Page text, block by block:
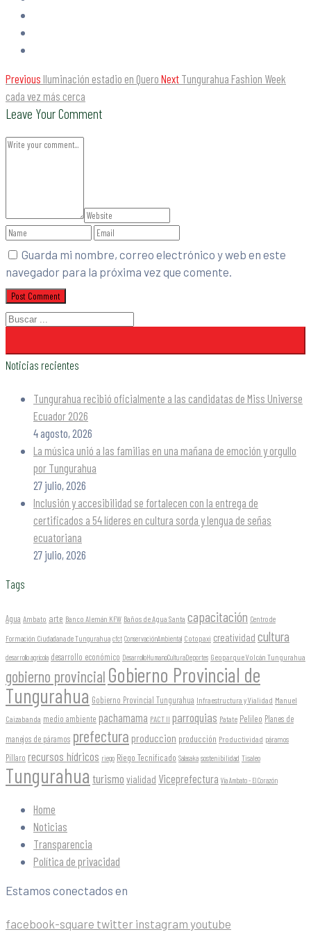
Previous Iluminación estadio en Quero Next Tungurahua Fashion Week
cada vez más cerca
Leave Your Comment
Guarda mi nombre, correo electrónico y web en este
navegador para la próxima vez que comente.
Noticias recientes
Tungurahua recibió oficialmente a las candidatas de Miss Universe
Ecuador 2026
4 agosto, 2026
La música unió a las familias en una mañana de emoción y orgullo
por Tungurahua
27 julio, 2026
Inclusión y accesibilidad se fortalecen con la entrega de
certificados a 54 líderes en cultura sorda y lengua de señas
ecuatoriana
27 julio, 2026
Tags
Agua Ambato arte Banco Alemán KFW Baños de Agua Santa capacitación Centro de
Formación Ciudadana de Tungurahua cfct ConservaciónAmbiental Cotopaxi creatividad cultura
desarrollo agrícola desarrollo económico DesarrolloHumanoCulturaDeportes Geoparque Volcán Tungurahua
gobierno provincial Gobierno Provincial de
Tungurahua Gobierno Provincial Tungurahua Infraestructura y Vialidad Manuel
Caizabanda medio ambiente pachamama PACT II parroquias Patate Pelileo Planes de
manejos de páramos prefectura produccion producción Productividad páramos
Píllaro recursos hídricos riego Riego Tecnificado Salasaka sostenibilidad Tisaleo
Tungurahua turismo vialidad Viceprefectura Vía Ambato - El Corazón
Home
Noticias
Transparencia
Política de privacidad
Estamos conectados en
facebook-square twitter instagram youtube